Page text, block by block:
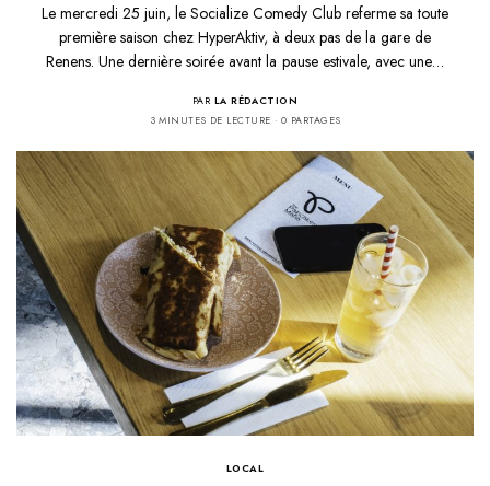
Le mercredi 25 juin, le Socialize Comedy Club referme sa toute
première saison chez HyperAktiv, à deux pas de la gare de
Renens. Une dernière soirée avant la pause estivale, avec une…
PAR LA RÉDACTION
3 MINUTES DE LECTURE
0 PARTAGES
LOCAL